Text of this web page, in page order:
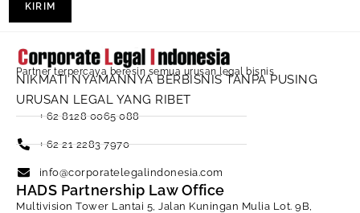
KIRIM
Partner terpercaya beresin semua urusan legal bisnis
NIKMATI NYAMANNYA BERBISNIS TANPA PUSING
URUSAN LEGAL YANG RIBET
+ 62 8128 0065 088
+ 62 21 2283 7970
info@corporatelegalindonesia.com
HADS Partnership Law Office
Multivision Tower Lantai 5, Jalan Kuningan Mulia Lot. 9B,